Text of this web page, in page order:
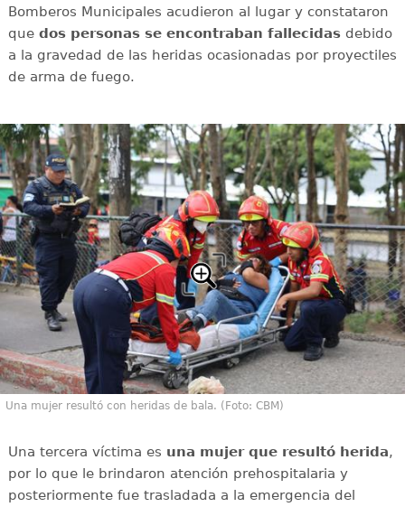
Bomberos Municipales acudieron al lugar y constataron
que dos personas se encontraban fallecidasdebido
a la gravedad de las heridas ocasionadas por proyectiles
de arma de fuego.
Una mujer resultó con heridas de bala. (Foto: CBM)
Una tercera víctima es una mujer que resultó herida,
por lo que le brindaron atención prehospitalaria y
posteriormente fue trasladada a la emergencia del